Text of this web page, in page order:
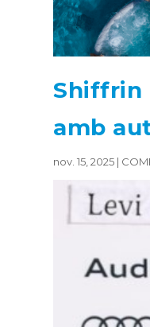
Shiffrin
amb
nov. 15, 2025 |